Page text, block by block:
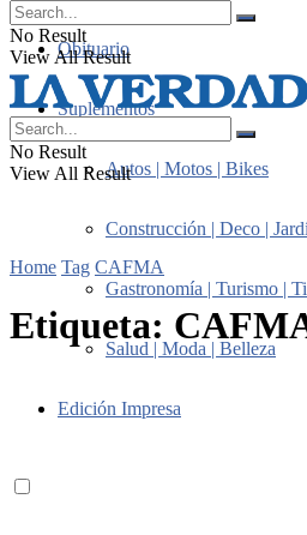
Obituario
Suplementos
Autos | Motos | Bikes
Construcción | Deco |
Gastronomía | Turismo |
Salud | Moda | Belleza
Edición Impresa
No Result
View All Result
No Result
View All Result
Home Tag CAFMA
Etiqueta: